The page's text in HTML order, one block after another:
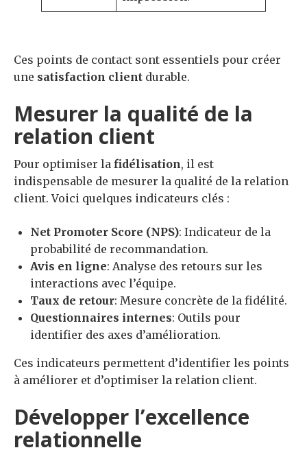
Ces points de contact sont essentiels pour créer
une satisfaction client durable.
Mesurer la qualité de la
relation client
Pour optimiser la fidélisation, il est
indispensable de mesurer la qualité de la relation
client. Voici quelques indicateurs clés :
Net Promoter Score (NPS): Indicateur de la
probabilité de recommandation.
Avis en ligne: Analyse des retours sur les
interactions avec l’équipe.
Taux de retour: Mesure concrète de la fidélité.
Questionnaires internes: Outils pour
identifier des axes d’amélioration.
Ces indicateurs permettent d’identifier les points
à améliorer et d’optimiser la relation client.
Développer l’excellence
relationnelle